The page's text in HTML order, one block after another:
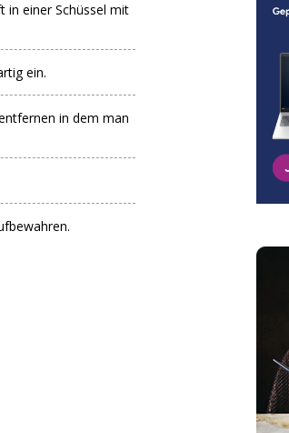
in einer Schüssel mit
ein.
in dem man